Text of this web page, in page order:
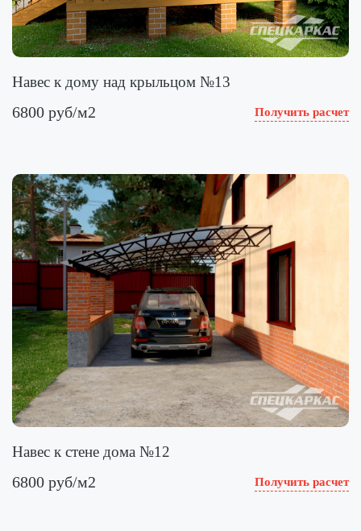
Навес к дому над крыльцом №13
6800 руб/м2 Получить расчет
Навес к стене дома №12
6800 руб/м2 Получить расчет